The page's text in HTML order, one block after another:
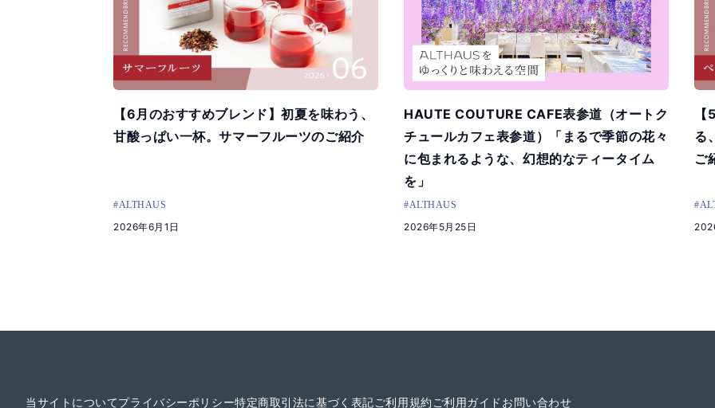
【6月のおすすめブレンド】初夏を味わう、
甘酸っぱい一杯。サマーフルーツのご紹介
#ALTHAUS
2026年6月1日
HAUTE COUTURE CAFE表参道（オートク
チュールカフェ表参道）「まるで季節の花々
に包まれるような、幻想的なティータイム
を」
#ALTHAUS
2026年5月25日
る
ご
当サイトについてプライバシーポリシー特定商取引法に基づく表記ご利用規約 ご利用ガイド お問い合わせ